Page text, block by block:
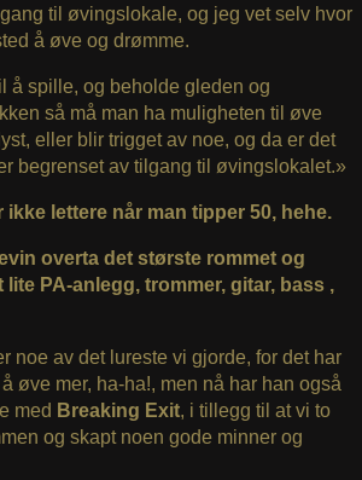
til øvingslokale, og jeg vet selv hvor
å øve og drømme.
å spille, og beholde gleden og
så må man ha muligheten til øve
eller blir trigget av noe, og da er det
begrenset av tilgang til øvingslokalet.»
ikke lettere når man tipper 50, hehe.
overta det største rommet og
lite PA-anlegg, trommer, gitar, bass ,
noe av det lureste vi gjorde, for det har
øve mer, ha-ha!, men nå har han også
med Breaking Exit, i tillegg til at vi to
og skapt noen gode minner og